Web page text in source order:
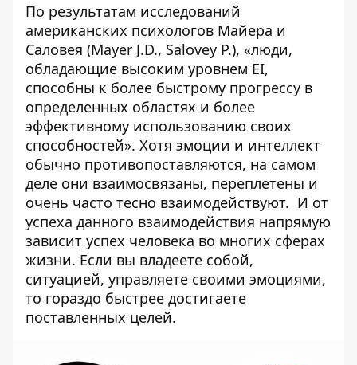
По результатам исследований
американских психологов Майера и
Саловея (Mayer J.D., Salovey P.), «люди,
обладающие высоким уровнем EI,
способны к более быстрому прогрессу в
определенных областях и более
эффективному использованию своих
способностей». Хотя эмоции и интеллект
обычно противопоставляются, на самом
деле они взаимосвязаны, переплетены и
очень часто тесно взаимодействуют. И от
успеха данного взаимодействия напрямую
зависит успех человека во многих сферах
жизни. Если вы владеете собой,
ситуацией, управляете своими эмоциями,
то гораздо быстрее достигаете
поставленных целей.